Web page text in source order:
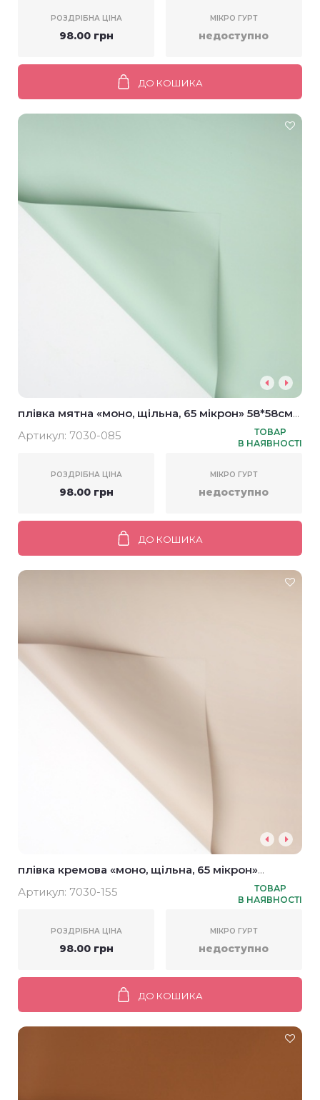
РОЗДРІБНА ЦІНА
98.00 грн
МІКРО ГУРТ
недоступно
ДО КОШИКА
плівка мятна «моно, щільна, 65 мікрон» 58*58см
(20шт)
Артикул: 7030-085
ТОВАР
В НАЯВНОСТІ
РОЗДРІБНА ЦІНА
98.00 грн
МІКРО ГУРТ
недоступно
ДО КОШИКА
плівка кремова «моно, щільна, 65 мікрон»
58*58см (20шт)
Артикул: 7030-155
ТОВАР
В НАЯВНОСТІ
РОЗДРІБНА ЦІНА
98.00 грн
МІКРО ГУРТ
недоступно
ДО КОШИКА